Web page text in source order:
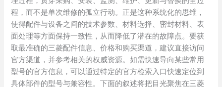
程，而不是单次维修的孤立行动。正是这种系统化的思维，
使得配件与设备之间的技术参数、材料选择、密封材料、表
面处理等方面保持一致性，从而降低了潜在的故障点。要获
取最准确的三菱配件信息、价格和购买渠道，建议直接访问
官方渠道，并参考相关的权威资源。如需快速导向某些常用
型号的官方信息，可以通过特定的官方检索入口快速定位到
具体部件的型号与兼容性。下面的叙述将把目光聚焦在三菱